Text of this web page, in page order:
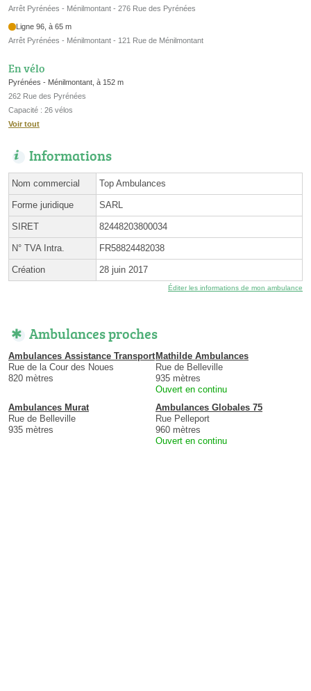
Arrêt Pyrénées - Ménilmontant - 276 Rue des Pyrénées
Ligne 96, à 65 m
Arrêt Pyrénées - Ménilmontant - 121 Rue de Ménilmontant
En vélo
Pyrénées - Ménilmontant, à 152 m
262 Rue des Pyrénées
Capacité : 26 vélos
Voir tout
Informations
Nom commercial Top Ambulances
Forme juridique SARL
SIRET 82448203800034
N° TVA Intra. FR58824482038
Création 28 juin 2017
Éditer les informations de mon ambulance
Ambulances proches
Ambulances Assistance Transport
Rue de la Cour des Noues
820 mètres
Mathilde Ambulances
Rue de Belleville
935 mètres
Ouvert en continu
Ambulances Murat
Rue de Belleville
935 mètres
Ambulances Globales 75
Rue Pelleport
960 mètres
Ouvert en continu